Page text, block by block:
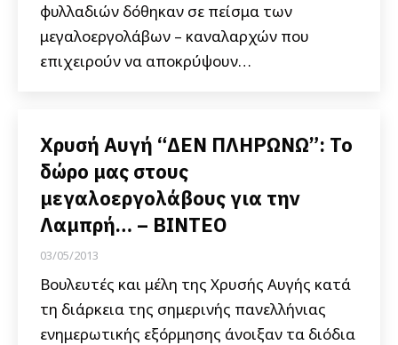
φυλλαδιών δόθηκαν σε πείσμα των
μεγαλοεργολάβων – καναλαρχών που
επιχειρούν να αποκρύψουν…
Χρυσή Αυγή “ΔΕΝ ΠΛΗΡΩΝΩ”: Το
δώρο μας στους
μεγαλοεργολάβους για την
Λαμπρή… – ΒΙΝΤΕΟ
03/05/2013
Βουλευτές και μέλη της Χρυσής Αυγής κατά
τη διάρκεια της σημερινής πανελλήνιας
ενημερωτικής εξόρμησης άνοιξαν τα διόδια